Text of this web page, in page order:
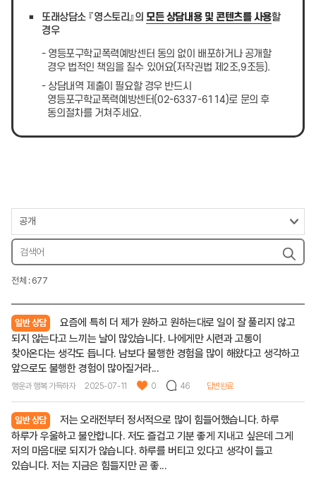
또래상담소 『영스토리』의 모든 상담내용 및 콘텐츠를 사용할
경우
- 영등포구학교폭력예방센터 동의 없이 배포하거나 공개할
경우 법적인 책임을 질수 있어요(저작권법 제2조,9조등).
- 상담내역 제출이 필요할 경우 반드시
영등포구학교폭력예방센터(02-6337-6114)로 문의 후
동의절차를 거쳐주세요.
전체 : 677
일반 상담
요즘에 특히 더 제가 원하고 원하는대로 일이 잘 풀리지 않고
되지 않는다고 느끼는 날이 많았습니다. 나에게만 시련과 고통이
찾아온다는 생각도 듭니다. 남보다 불행한 경험을 많이 해왔다고 생각하고
앞으로도 불행한 경험이 많아질거라...
행운과 행복 가득하자 2025-07-11 0 46 답변완료
일반 상담
저는 오래전부터 정서적으로 많이 힘들어했습니다. 하루
하루가 우울하고 불안합니다. 저도 즐겁고 기분 좋게 지내고 싶은데 그게
저의 마음대로 되지가 않습니다. 하루를 버티고 있다고 생각이 들고
있습니다. 저는 지금은 힘들지만 곧 좋...